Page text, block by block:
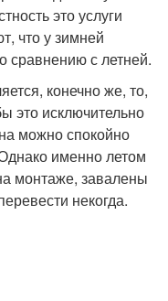
это услуги
что у зимней
сравнению с летней.
конечно же, то,
это исключительно
можно спокойно
именно летом
монтаже, завалены
некогда.